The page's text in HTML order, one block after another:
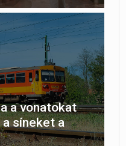
a vonatokat
síneket a